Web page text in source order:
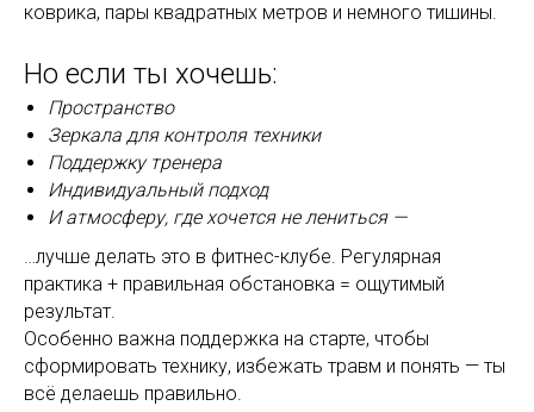
коврика, пары квадратных метров и немного тишины.
Но если ты хочешь:
Пространство
Зеркала для контроля техники
Поддержку тренера
Индивидуальный подход
И атмосферу, где хочется не лениться —
…лучше делать это в фитнес-клубе. Регулярная
практика + правильная обстановка = ощутимый
результат.
Особенно важна поддержка на старте, чтобы
сформировать технику, избежать травм и понять — ты
всё делаешь правильно.